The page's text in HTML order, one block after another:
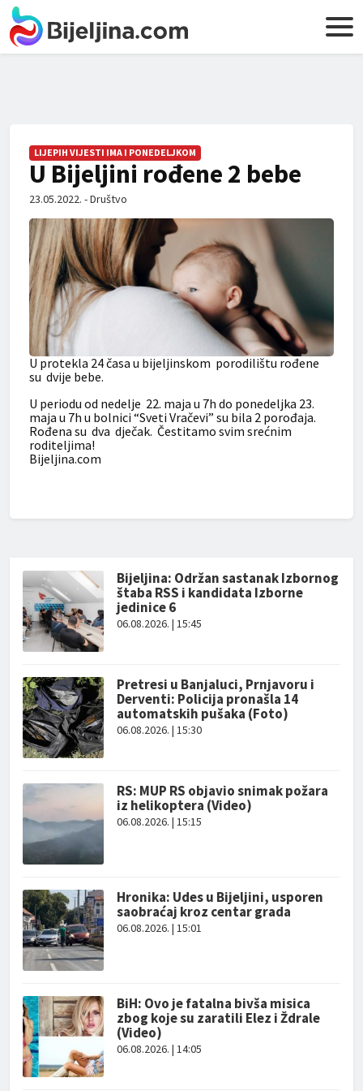
LIJEPIH VIJESTI IMA I PONEDELJKOM
U Bijeljini rođene 2 bebe
23.05.2022. - Društvo
U protekla 24 časa u bijeljinskom porodilištu rođene
su dvije bebe.
U periodu od nedelje 22. maja u 7h do ponedeljka 23.
maja u 7h u bolnici “Sveti Vračevi” su bila 2 porođaja.
Rođena su dva dječak. Čestitamo svim srećnim
roditeljima!
Bijeljina.com
Bijeljina: Održan sastanak Izbornog
štaba RSS i kandidata Izborne
jedinice 6
06.08.2026. | 15:45
Pretresi u Banjaluci, Prnjavoru i
Derventi: Policija pronašla 14
automatskih pušaka (Foto)
06.08.2026. | 15:30
RS: MUP RS objavio snimak požara
iz helikoptera (Video)
06.08.2026. | 15:15
Hronika: Udes u Bijeljini, usporen
saobraćaj kroz centar grada
06.08.2026. | 15:01
BiH: Ovo je fatalna bivša misica
zbog koje su zaratili Elez i Ždrale
(Video)
06.08.2026. | 14:05